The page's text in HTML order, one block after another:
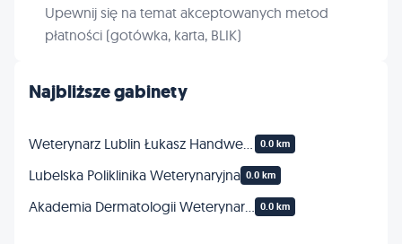
Najbliższe gabinety
0.0 km
Lubelska Poliklinika Weterynaryjna 0.0 km
0.0 km
Upewnij się na temat akceptowanych metod
płatności (gotówka, karta, BLIK)